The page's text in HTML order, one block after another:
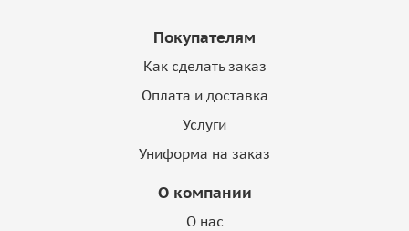
Покупателям
Как сделать заказ
Оплата и доставка
Услуги
Униформа на заказ
О компании
О нас